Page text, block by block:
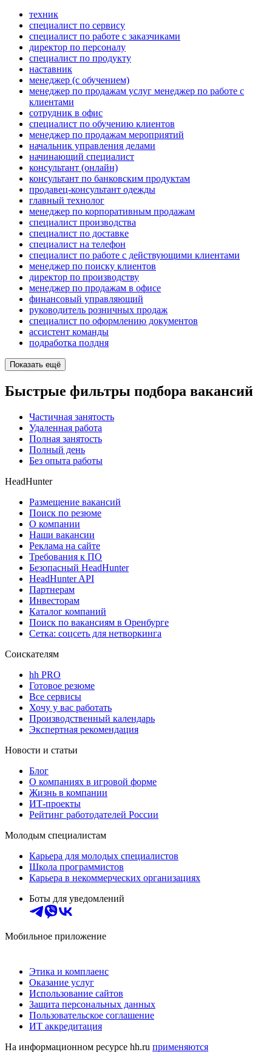
техник
специалист по сервису
специалист по работе с заказчиками
директор по персоналу
специалист по продукту
наставник
менеджер (с обучением)
менеджер по продажам услуг менеджер по работе с
клиентами
сотрудник в офис
специалист по обучению клиентов
менеджер по продажам мероприятий
начальник управления делами
начинающий специалист
консультант (онлайн)
консультант по банковским продуктам
продавец-консультант одежды
главный технолог
менеджер по корпоративным продажам
специалист производства
специалист по доставке
специалист на телефон
специалист по работе с действующими клиентами
менеджер по поиску клиентов
директор по производству
менеджер по продажам в офисе
финансовый управляющий
руководитель розничных продаж
специалист по оформлению документов
ассистент команды
подработка полдня
Показать ещё
Быстрые фильтры подбора вакансий
Частичная занятость
Удаленная работа
Полная занятость
Полный день
Без опыта работы
HeadHunter
Размещение вакансий
Поиск по резюме
О компании
Наши вакансии
Реклама на сайте
Требования к ПО
Безопасный HeadHunter
HeadHunter API
Партнерам
Инвесторам
Каталог компаний
Поиск по вакансиям в Оренбурге
Сетка: соцсеть для нетворкинга
Соискателям
hh PRO
Готовое резюме
Все сервисы
Хочу у вас работать
Производственный календарь
Экспертная рекомендация
Новости и статьи
Блог
О компаниях в игровой форме
Жизнь в компании
ИТ-проекты
Рейтинг работодателей России
Молодым специалистам
Карьера для молодых специалистов
Школа программистов
Карьера в некоммерческих организациях
Боты для уведомлений
Мобильное приложение
Этика и комплаенс
Оказание услуг
Использование сайтов
Защита персональных данных
Пользовательское соглашение
ИТ аккредитация
На информационном ресурсе hh.ru применяются